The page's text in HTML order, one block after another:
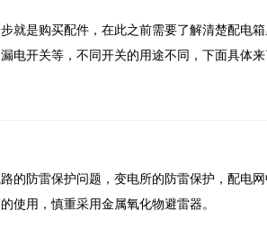
就是购买配件，在此之前需要了解清楚配电
电开关等，不同开关的用途不同，下面具体
的防雷保护问题，变电所的防雷保护，配电网
使用，慎重采用金属氧化物避雷器。